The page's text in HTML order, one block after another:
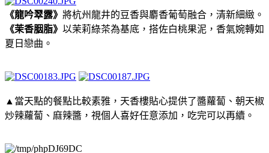
《龍吟翠露》 將杭州龍井的豆香與麝香葡萄融合，清新細緻。
《茉香胭脂》 以茉莉綠茶為基底，搭佐白桃果泥，香氣婉轉如
夏日戀曲。
▲當天點的餐點比較素雅，天香樓貼心提供了醬蘿蔔、朝天椒
炒辣蘿蔔、麻辣醬，視個人喜好任意添加，吃完可以再續。